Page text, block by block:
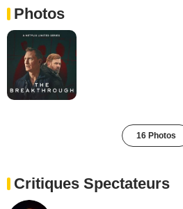
Photos
16 Photos
Critiques Spectateurs